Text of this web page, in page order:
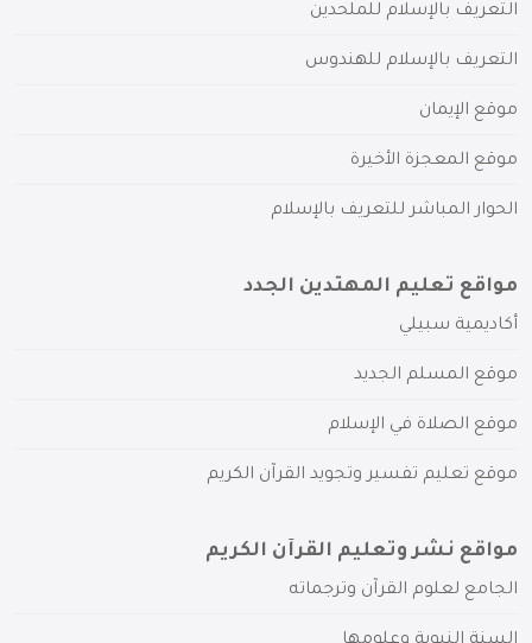
التعريف بالإسلام للملحدين
التعريف بالإسلام للهندوس
موقع الإيمان
موقع المعجزة الأخيرة
الحوار المباشر للتعريف بالإسلام
مواقع تعليم المهتدين الجدد
أكاديمية سبيلي
موقع المسلم الجديد
موقع الصلاة في الإسلام
موقع تعليم تفسير وتجويد القرآن الكريم
مواقع نشر وتعليم القرآن الكريم
الجامع لعلوم القرآن وترجماته